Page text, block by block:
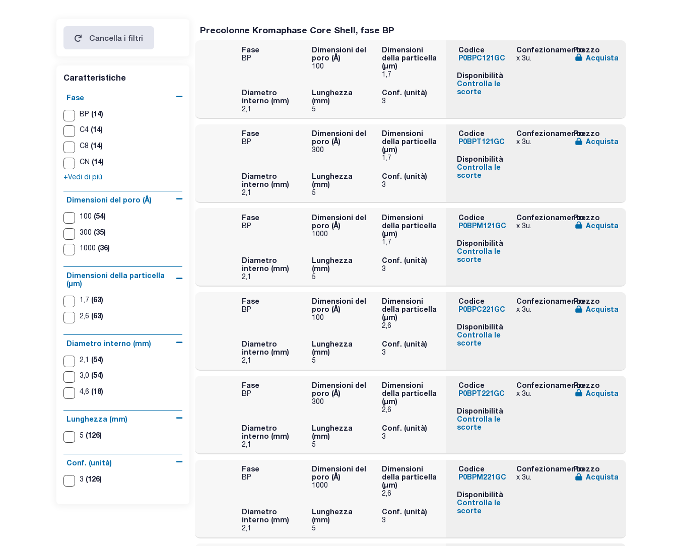
Cancella i filtri
Caratteristiche
Fase
BP (14)
C4 (14)
C8 (14)
CN (14)
+Vedi di più
Dimensioni del poro (Å)
100 (54)
300 (35)
1000 (36)
Dimensioni della particella
(μm)
1,7 (63)
2,6 (63)
Diametro interno (mm)
2,1 (54)
3,0 (54)
4,6 (18)
Lunghezza (mm)
5 (126)
Conf. (unità)
3 (126)
Precolonne Kromaphase Core Shell, fase BP
Fase
BP
Dimensioni del
poro (Å)
100
Dimensioni
della particella
(μm)
1,7
Diametro
interno (mm)
2,1
Lunghezza
(mm)
5
Conf. (unità)
3
Codice
P0BPC121GC
Confezionamento
x 3u.
Prezzo
Acquista
Disponibilità
Controlla le
scorte
Fase
BP
Dimensioni del
poro (Å)
300
Dimensioni
della particella
(μm)
1,7
Diametro
interno (mm)
2,1
Lunghezza
(mm)
5
Conf. (unità)
3
Codice
P0BPT121GC
Confezionamento
x 3u.
Prezzo
Acquista
Disponibilità
Controlla le
scorte
Fase
BP
Dimensioni del
poro (Å)
1000
Dimensioni
della particella
(μm)
1,7
Diametro
interno (mm)
2,1
Lunghezza
(mm)
5
Conf. (unità)
3
Codice
P0BPM121GC
Confezionamento
x 3u.
Prezzo
Acquista
Disponibilità
Controlla le
scorte
Fase
BP
Dimensioni del
poro (Å)
100
Dimensioni
della particella
(μm)
2,6
Diametro
interno (mm)
2,1
Lunghezza
(mm)
5
Conf. (unità)
3
Codice
P0BPC221GC
Confezionamento
x 3u.
Prezzo
Acquista
Disponibilità
Controlla le
scorte
Fase
BP
Dimensioni del
poro (Å)
300
Dimensioni
della particella
(μm)
2,6
Diametro
interno (mm)
2,1
Lunghezza
(mm)
5
Conf. (unità)
3
Codice
P0BPT221GC
Confezionamento
x 3u.
Prezzo
Acquista
Disponibilità
Controlla le
scorte
Fase
BP
Dimensioni del
poro (Å)
1000
Dimensioni
della particella
(μm)
2,6
Diametro
interno (mm)
2,1
Lunghezza
(mm)
5
Conf. (unità)
3
Codice
P0BPM221GC
Confezionamento
x 3u.
Prezzo
Acquista
Disponibilità
Controlla le
scorte